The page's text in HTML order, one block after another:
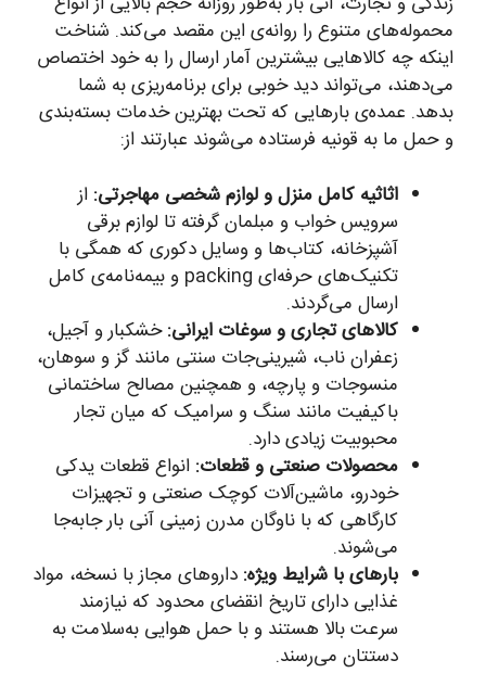
محموله‌های متنوع را روانه‌ی این مقصد می‌کند. شناخت
اینکه چه کالاهایی بیشترین آمار ارسال را به خود اختصاص
می‌دهند، می‌تواند دید خوبی برای برنامه‌ریزی به شما
بدهد. عمده‌ی بارهایی که تحت بهترین خدمات بسته‌بندی
و حمل ما به قونیه فرستاده می‌شوند عبارتند از:
اثاثیه کامل منزل و لوازم شخصی مهاجرتی: از
سرویس خواب و مبلمان گرفته تا لوازم برقی
آشپزخانه، کتاب‌ها و وسایل دکوری که همگی با
تکنیک‌های حرفه‌ای packing و بیمه‌نامه‌ی کامل
ارسال می‌گردند.
کالاهای تجاری و سوغات ایرانی:خشکبار و آجیل،
زعفران ناب، شیرینی‌جات سنتی مانند گز و سوهان،
منسوجات و پارچه، و همچنین مصالح ساختمانی
باکیفیت مانند سنگ و سرامیک که میان تجار
محبوبیت زیادی دارد.
محصولات صنعتی و قطعات: انواع قطعات یدکی
خودرو، ماشین‌آلات کوچک صنعتی و تجهیزات
کارگاهی که با ناوگان مدرن زمینی آنی بار جابه‌جا
می‌شوند.
بارهای با شرایط ویژه: داروهای مجاز با نسخه، مواد
غذایی دارای تاریخ انقضای محدود که نیازمند
سرعت بالا هستند و با حمل هوایی به‌سلامت به
دستتان می‌رسند.